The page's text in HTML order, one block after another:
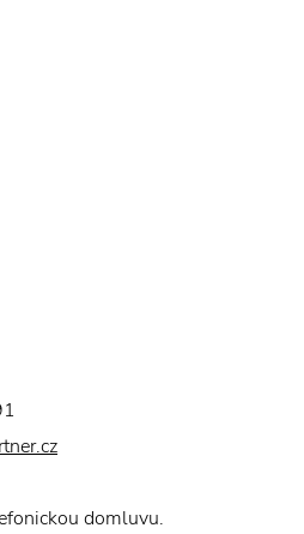
domluvu.